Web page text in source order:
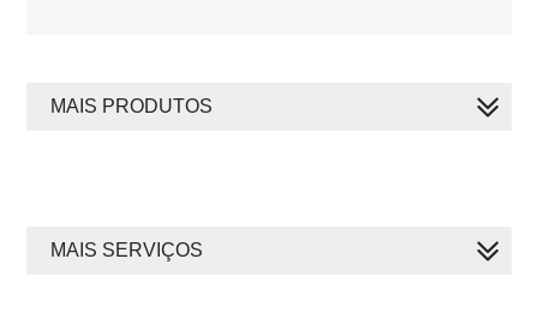
MAIS PRODUTOS
MAIS SERVIÇOS